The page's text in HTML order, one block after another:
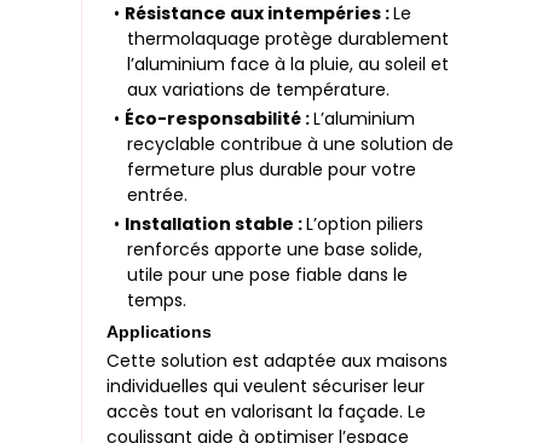
• Résistance aux intempéries :Le
thermolaquage protège durablement
l’aluminium face à la pluie, au soleil et
aux variations de température.
• Éco-responsabilité :L’aluminium
recyclable contribue à une solution de
fermeture plus durable pour votre
entrée.
• Installation stable :L’option piliers
renforcés apporte une base solide,
utile pour une pose fiable dans le
temps.
Applications
Cette solution est adaptée aux maisons
individuelles qui veulent sécuriser leur
accès tout en valorisant la façade. Le
coulissant aide à optimiser l’espace